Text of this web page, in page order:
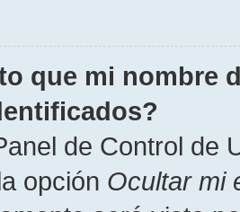
que mi nombre
de Control de
opción Ocultar mi